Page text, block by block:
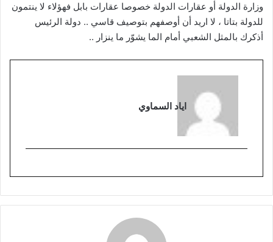
وزارة الدولة أو عقارات الدولة خصوصا عقارات بابل فهؤلاء لا ينتمون
للدولة بتاتا ، لا اريد أن أوصفهم بتوصيف قاسي .. دولة الرئيس
أذكرك بالمثل الشعبي أمام الما يشوّر ما ينزار ..
اياد السماوي